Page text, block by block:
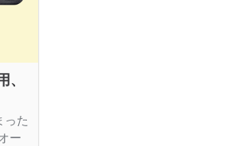
-
った
ー